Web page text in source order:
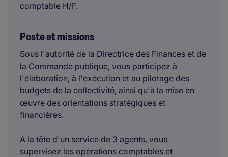
comptable H/F.
Poste et missions
Sous l'autorité de la Directrice des Finances et de
la Commande publique, vous participez à
l'élaboration, à l'exécution et au pilotage des
budgets de la collectivité, ainsi qu'à la mise en
œuvre des orientations stratégiques et
financières.
A la tête d'un service de 3 agents, vous
supervisez les opérations comptables et